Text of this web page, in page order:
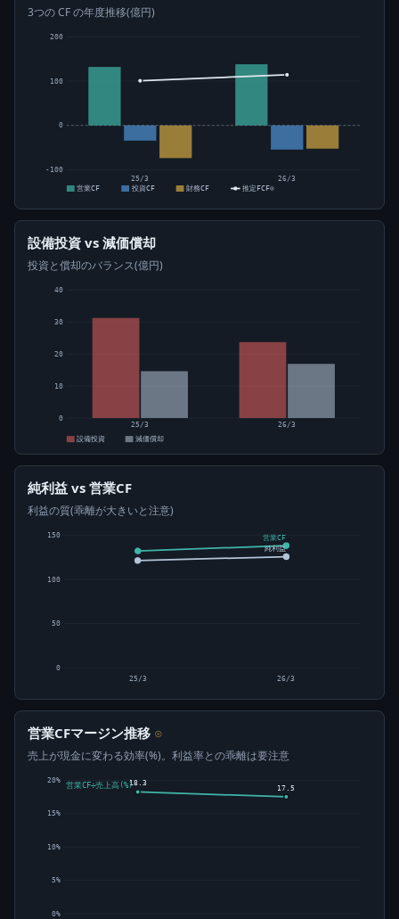
3つの CF の年度推移(億円)
-100
0
100
200
25/3
26/3
営業CF
投資CF 財務CF 推定FCF⊙
設備投資 vs 減価償却
投資と償却のバランス(億円)
0
10
20
30
40
25/3
26/3
設備投資
減価償却
純利益 vs 営業CF
利益の質(乖離が大きいと注意)
0
50
100
150 営業CF
純利益
25/3 26/3
営業CFマージン推移 ⊙
売上が現金に変わる効率(%)。利益率との乖離は要注意
0%
5%
10%
15%
20% 18.3
17.5
営業CF÷売上高(%)